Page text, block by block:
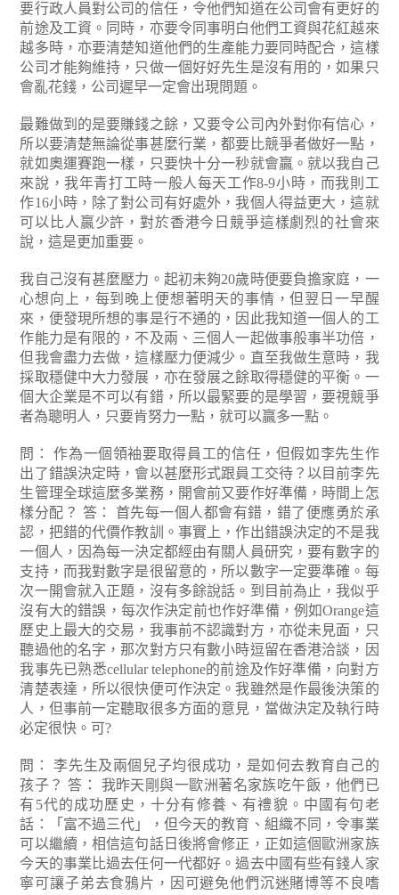
要行政人員對公司的信任，令他們知道在公司會有更好的
前途及工資。同時，亦要令同事明白他們工資與花紅越來
越多時，亦要清楚知道他們的生產能力要同時配合，這樣
公司才能夠維持，只做一個好好先生是沒有用的，如果只
會亂花錢，公司遲早一定會出現問題。
最難做到的是要賺錢之餘，又要令公司內外對你有信心，
所以要清楚無論從事甚麼行業，都要比競爭者做好一點，
就如奧運賽跑一樣，只要快十分一秒就會贏。就以我自己
來說，我年青打工時一般人每天工作8-9小時，而我則工
作16小時，除了對公司有好處外，我個人得益更大，這就
可以比人贏少許，對於香港今日競爭這樣劇烈的社會來
說，這是更加重要。
我自己沒有甚麼壓力。起初未夠20歲時便要負擔家庭，一
心想向上，每到晚上便想著明天的事情，但翌日一早醒
來，便發現所想的事是行不通的，因此我知道一個人的工
作能力是有限的，不及兩、三個人一起做事般事半功倍，
但我會盡力去做，這樣壓力便減少。直至我做生意時，我
採取穩健中大力發展，亦在發展之餘取得穩健的平衡。一
個大企業是不可以有錯，所以最緊要的是學習，要視競爭
者為聰明人，只要肯努力一點，就可以贏多一點。
問： 作為一個領袖要取得員工的信任，但假如李先生作
出了錯誤決定時，會以甚麼形式跟員工交待？以目前李先
生管理全球這麼多業務，開會前又要作好準備，時間上怎
樣分配？ 答： 首先每一個人都會有錯，錯了便應勇於承
認，把錯的代價作教訓。事實上，作出錯誤決定的不是我
一個人，因為每一決定都經由有關人員研究，要有數字的
支持，而我對數字是很留意的，所以數字一定要準確。每
次一開會就入正題，沒有多餘說話。到目前為止，我似乎
沒有大的錯誤，每次作決定前也作好準備，例如Orange這
歷史上最大的交易，我事前不認識對方，亦從未見面，只
聽過他的名字，那次對方只有數小時逗留在香港洽談，因
我事先已熟悉cellular telephone的前途及作好準備，向對方
清楚表達，所以很快便可作決定。我雖然是作最後決策的
人，但事前一定聽取很多方面的意見，當做決定及執行時
必定很快。可?
問： 李先生及兩個兒子均很成功，是如何去教育自己的
孩子？ 答： 我昨天剛與一歐洲著名家族吃午飯，他們已
有5代的成功歷史，十分有修養、有禮貌。中國有句老
話：「富不過三代」，但今天的教育、組織不同，令事業
可以繼續，相信這句話日後將會修正，正如這個歐洲家族
今天的事業比過去任何一代都好。過去中國有些有錢人家
寧可讓子弟去食鴉片，因可避免他們沉迷賭博等不良嗜